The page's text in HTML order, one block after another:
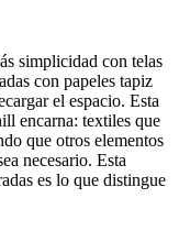
simplicidad con telas
con papeles tapiz
el espacio. Esta
encarna: textiles que
que otros elementos
necesario. Esta
es lo que distingue